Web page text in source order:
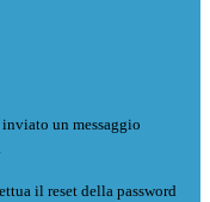
inviato un messaggio
il reset della password